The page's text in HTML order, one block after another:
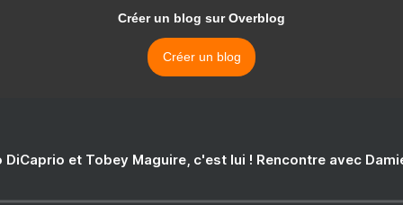
Créer un blog sur Overblog
Créer un blog
DiCaprio et Tobey Maguire, c'est lui ! Rencontre avec